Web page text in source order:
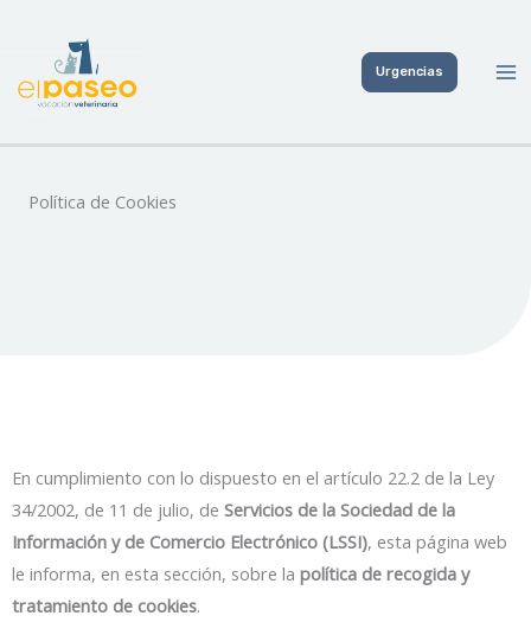
contenido
Urgencias
Política de Cookies
En cumplimiento con lo dispuesto en el artículo 22.2 de la Ley
34/2002, de 11 de julio, de Servicios de la Sociedad de la
Información y de Comercio Electrónico (LSSI), esta página web
le informa, en esta sección, sobre la política de recogida y
tratamiento de cookies.